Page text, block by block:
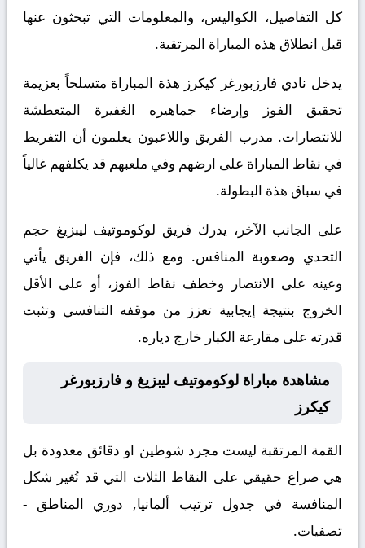
كل التفاصيل، الكواليس، والمعلومات التي تبحثون عنها
قبل انطلاق هذه المباراة المرتقبة.
يدخل نادي فارزبورغر كيكرز هذة المباراة متسلحاً بعزيمة
تحقيق الفوز وإرضاء جماهيره الغفيرة المتعطشة
للانتصارات. مدرب الفريق واللاعبون يعلمون أن التفريط
في نقاط المباراة على ارضهم وفي ملعبهم قد يكلفهم غالياً
في سباق هذة البطولة.
على الجانب الآخر، يدرك فريق لوكوموتيف ليبزيغ حجم
التحدي وصعوبة المنافس. ومع ذلك، فإن الفريق يأتي
وعينه على الانتصار وخطف نقاط الفوز، أو على الأقل
الخروج بنتيجة إيجابية تعزز من موقفه التنافسي وتثبت
قدرته على مقارعة الكبار خارج دياره.
مشاهدة مباراة لوكوموتيف ليبزيغ و فارزبورغر
كيكرز
القمة المرتقبة ليست مجرد شوطين او دقائق معدودة بل
هي صراع حقيقي على النقاط الثلاث التي قد تُغير شكل
المنافسة في جدول ترتيب ألمانيا, دوري المناطق -
تصفيات.